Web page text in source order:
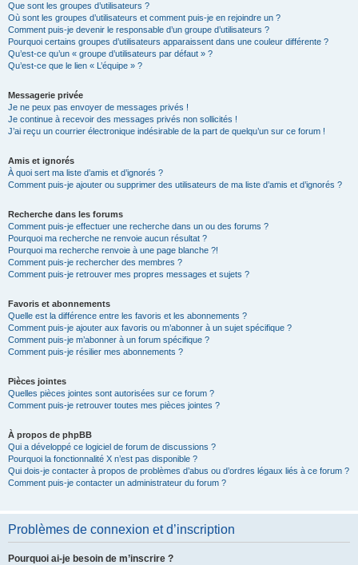
Que sont les groupes d’utilisateurs ?
Où sont les groupes d’utilisateurs et comment puis-je en rejoindre un ?
Comment puis-je devenir le responsable d’un groupe d’utilisateurs ?
Pourquoi certains groupes d’utilisateurs apparaissent dans une couleur différente ?
Qu’est-ce qu’un « groupe d’utilisateurs par défaut » ?
Qu’est-ce que le lien « L’équipe » ?
Messagerie privée
Je ne peux pas envoyer de messages privés !
Je continue à recevoir des messages privés non sollicités !
J’ai reçu un courrier électronique indésirable de la part de quelqu’un sur ce forum !
Amis et ignorés
À quoi sert ma liste d’amis et d’ignorés ?
Comment puis-je ajouter ou supprimer des utilisateurs de ma liste d’amis et d’ignorés ?
Recherche dans les forums
Comment puis-je effectuer une recherche dans un ou des forums ?
Pourquoi ma recherche ne renvoie aucun résultat ?
Pourquoi ma recherche renvoie à une page blanche ?!
Comment puis-je rechercher des membres ?
Comment puis-je retrouver mes propres messages et sujets ?
Favoris et abonnements
Quelle est la différence entre les favoris et les abonnements ?
Comment puis-je ajouter aux favoris ou m’abonner à un sujet spécifique ?
Comment puis-je m’abonner à un forum spécifique ?
Comment puis-je résilier mes abonnements ?
Pièces jointes
Quelles pièces jointes sont autorisées sur ce forum ?
Comment puis-je retrouver toutes mes pièces jointes ?
À propos de phpBB
Qui a développé ce logiciel de forum de discussions ?
Pourquoi la fonctionnalité X n’est pas disponible ?
Qui dois-je contacter à propos de problèmes d’abus ou d’ordres légaux liés à ce forum ?
Comment puis-je contacter un administrateur du forum ?
Problèmes de connexion et d’inscription
Pourquoi ai-je besoin de m’inscrire ?